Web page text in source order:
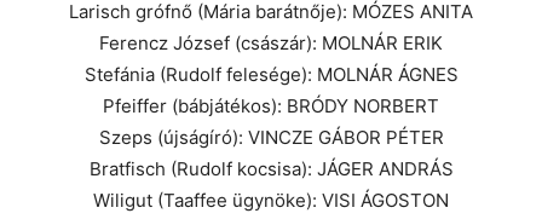
Larisch grófnő (Mária barátnője): MÓZES ANITA
Ferencz József (császár): MOLNÁR ERIK
Stefánia (Rudolf felesége): MOLNÁR ÁGNES
Pfeiffer (bábjátékos): BRÓDY NORBERT
Szeps (újságíró): VINCZE GÁBOR PÉTER
Bratfisch (Rudolf kocsisa): JÁGER ANDRÁS
Wiligut (Taaffee ügynöke): VISI ÁGOSTON